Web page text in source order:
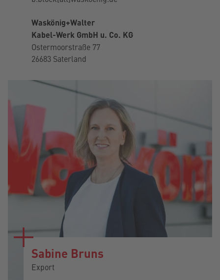
Waskönig+Walter
Kabel-Werk GmbH u. Co. KG
Ostermoorstraße 77
26683 Saterland
Sabine Bruns
Export